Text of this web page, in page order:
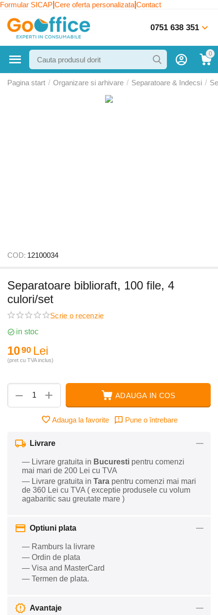
Formular SICAP Cere oferta personalizata Contact
0751 638 351
0
Pagina start / Organizare si arhivare / Separatoare & Indecsi /
COD: 12100034
Separatoare biblioraft, 100 file, 4
culori/set
Scrie o recenzie
in stoc
1090 Lei
(pret cu TVA inclus)
+
− ADAUGA IN COS
Adauga la favorite Pune o întrebare
Livrare
— Livrare gratuita in Bucuresti pentru comenzi
mai mari de 200 Lei cu TVA
— Livrare gratuita in Tara pentru comenzi mai mari
de 360 Lei cu TVA ( exceptie produsele cu volum
agabaritic sau greutate mare )
Optiuni plata
— Ramburs la livrare
— Ordin de plata
— Visa and MasterCard
— Termen de plata.
Avantaje